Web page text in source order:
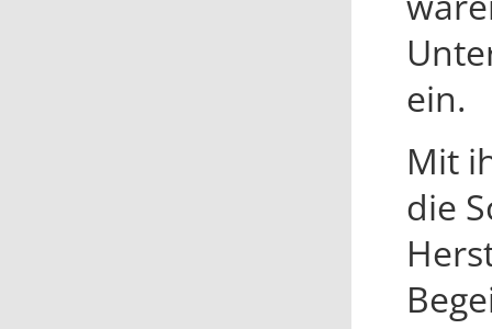
ein.
Mit
die